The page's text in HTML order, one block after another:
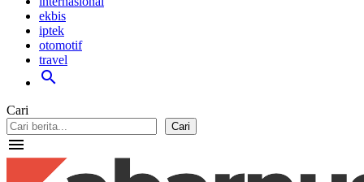
ekbis
iptek
otomotif
travel
search
Cari
Cari
menu